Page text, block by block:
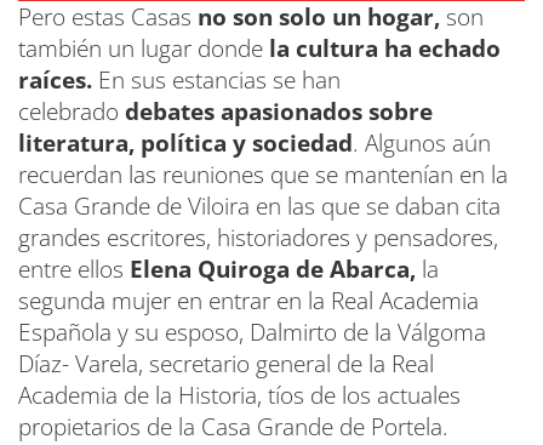
Pero estas Casas no son solo un hogar, son
también un lugar donde la cultura ha echado
raíces. En sus estancias se han
celebrado debates apasionados sobre
literatura, política y sociedad. Algunos aún
recuerdan las reuniones que se mantenían en la
Casa Grande de Viloira en las que se daban cita
grandes escritores, historiadores y pensadores,
entre ellos Elena Quiroga de Abarca, la
segunda mujer en entrar en la Real Academia
Española y su esposo, Dalmirto de la Válgoma
Díaz- Varela, secretario general de la Real
Academia de la Historia, tíos de los actuales
propietarios de la Casa Grande de Portela.